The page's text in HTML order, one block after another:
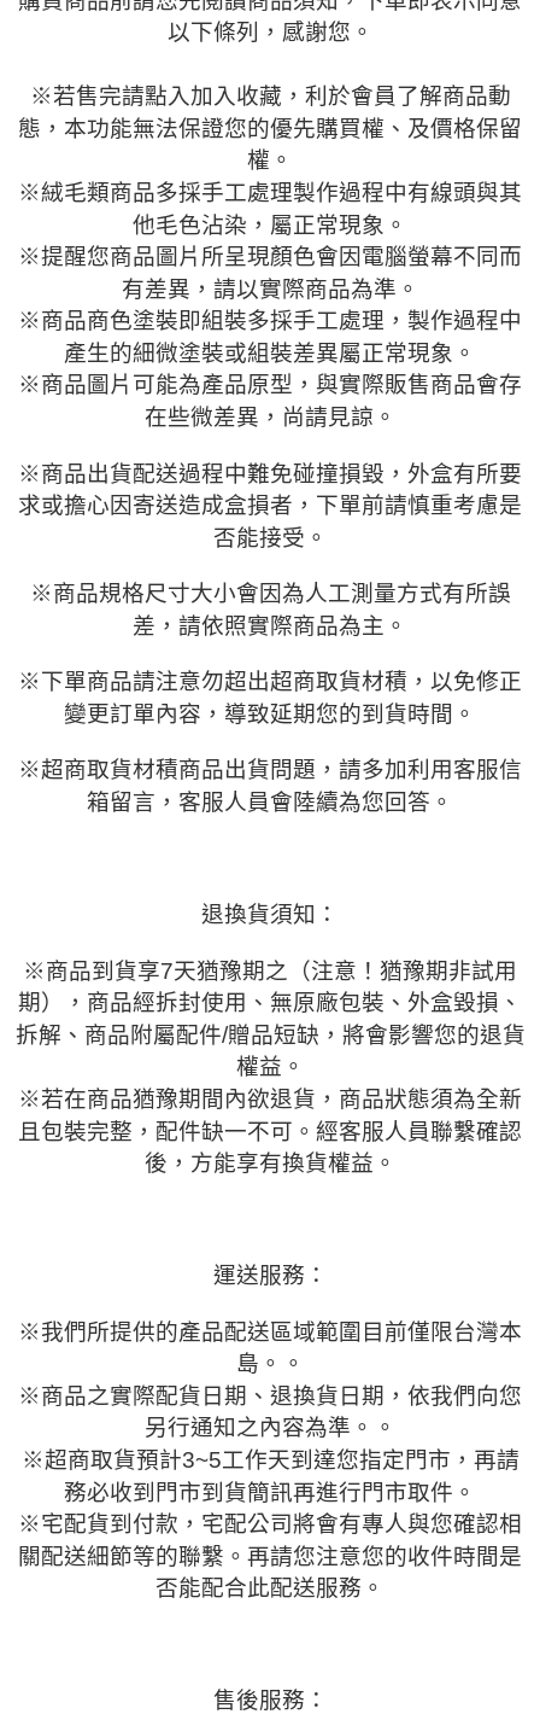
以下條列，感謝您。
※若售完請點入加入收藏，利於會員了解商品動
態，本功能無法保證您的優先購買權、及價格保留
權。
※絨毛類商品多採手工處理製作過程中有線頭與其
他毛色沾染，屬正常現象。
※提醒您商品圖片所呈現顏色會因電腦螢幕不同而
有差異，請以實際商品為準。
※商品商色塗裝即組裝多採手工處理，製作過程中
產生的細微塗裝或組裝差異屬正常現象。
※商品圖片可能為產品原型，與實際販售商品會存
在些微差異，尚請見諒。
※商品出貨配送過程中難免碰撞損毀，外盒有所要
求或擔心因寄送造成盒損者，下單前請慎重考慮是
否能接受。
※商品規格尺寸大小會因為人工測量方式有所誤
差，請依照實際商品為主。
※下單商品請注意勿超出超商取貨材積，以免修正
變更訂單內容，導致延期您的到貨時間。
※超商取貨材積商品出貨問題，請多加利用客服信
箱留言，客服人員會陸續為您回答。
退換貨須知：
※商品到貨享7天猶豫期之
（注意！猶豫期非試用
期）
，商品經拆封使用、無原廠包裝、外盒毀損、
拆解、商品附屬配件/贈品短缺，將會影響您的退貨
權益。
※若在商品猶豫期間內欲退貨，商品狀態須為全新
且包裝完整，配件缺一不可。經客服人員聯繫確認
後，方能享有換貨權益。
運送服務：
※我們所提供的產品配送區域範圍目前僅限台灣本
島。。
※商品之實際配貨日期、退換貨日期，依我們向您
另行通知之內容為準。。
※超商取貨預計3~5工作天到達您指定門市，再請
務必收到門市到貨簡訊再進行門市取件。
※宅配貨到付款 ，宅配公司將會有專人與您確認相
關配送細節等的聯繫。再請您注意您的收件時間是
否能配合此配送服務。
售後服務：